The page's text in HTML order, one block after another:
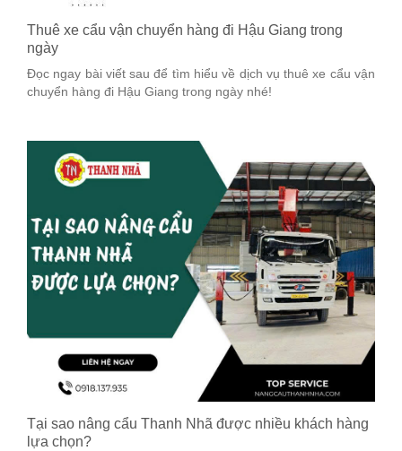
Thuê xe cẩu vận chuyển hàng đi Hậu Giang trong
ngày
Đọc ngay bài viết sau để tìm hiểu về dịch vụ thuê xe cẩu vận
chuyển hàng đi Hậu Giang trong ngày nhé!
Tại sao nâng cẩu Thanh Nhã được nhiều khách hàng
lựa chọn?